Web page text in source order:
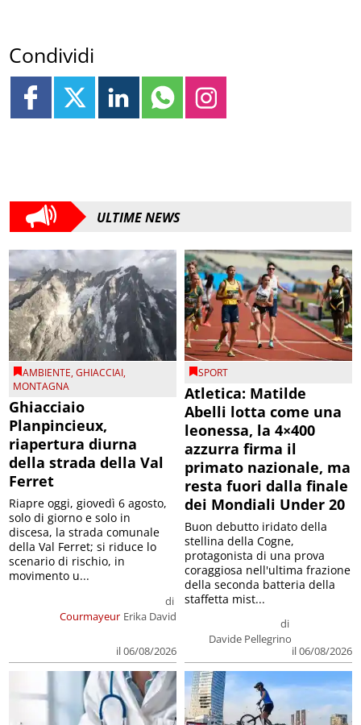
Condividi
ULTIME NEWS
AMBIENTE,GHIACCIAI,
MONTAGNA
Ghiacciaio
Planpincieux,
riapertura diurna
della strada della Val
Ferret
Courmayeur
di
Erika David
il 06/08/2026
Riapre oggi, giovedì 6 agosto,
solo di giorno e solo in
discesa, la strada comunale
della Val Ferret; si riduce lo
scenario di rischio, in
movimento u...
SPORT
Atletica: Matilde
Abelli lotta come una
leonessa, la 4×400
azzurra firma il
primato nazionale, ma
resta fuori dalla finale
dei Mondiali Under 20
di
Davide Pellegrino
il 06/08/2026
Buon debutto iridato della
stellina della Cogne,
protagonista di una prova
coraggiosa nell'ultima frazione
della seconda batteria della
staffetta mist...